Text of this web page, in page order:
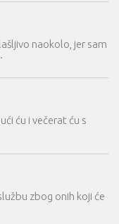
naokolo, jer sam
ću i večerat ću s
zbog onih koji će